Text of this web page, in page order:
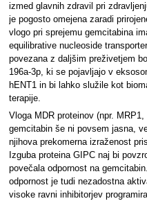
izmed glavnih zdravil pri
je pogosto omejena zaradi
vlogo pri sprejemu gemcitabina
equilibrative nucleoside
povezana z daljšim preživetjem
196a-3p, ki se pojavljajo v
hENT1 in bi lahko služile kot
terapije.
Vloga MDR proteinov (npr.
gemcitabin še ni povsem jasna,
njihova prekomerna izraženost
Izguba proteina GIPC naj bi
povečala odpornost na
odpornost je tudi nezadostna
visoke ravni inhibitorjev